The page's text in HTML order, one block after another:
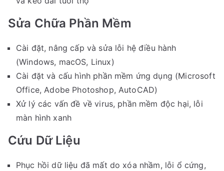
Sửa Chữa Phần Mềm
Cài đặt, nâng cấp và sửa lỗi hệ điều hành
(Windows, macOS, Linux)
Cài đặt và cấu hình phần mềm ứng dụng (Microsoft
Office, Adobe Photoshop, AutoCAD)
Xử lý các vấn đề về virus, phần mềm độc hại, lỗi
màn hình xanh
Cứu Dữ Liệu
Phục hồi dữ liệu đã mất do xóa nhầm, lỗi ổ cứng,